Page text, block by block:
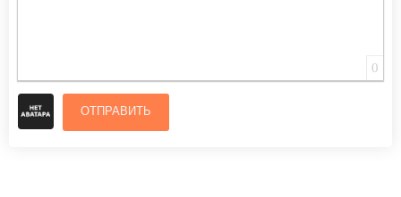
0
ОТПРАВИТЬ